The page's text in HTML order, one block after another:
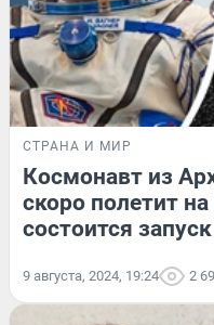
СТРАНА И МИР
Космонавт из
скоро полетит
состоится запуск
9 августа, 2024, 19:24 2